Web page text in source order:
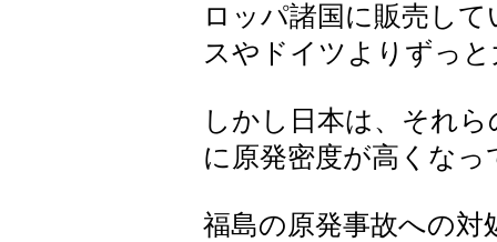
ロッパ諸国に販売し
スやドイツよりずっ
しかし日本は、それ
に原発密度が高くなっ
福島の原発事故への